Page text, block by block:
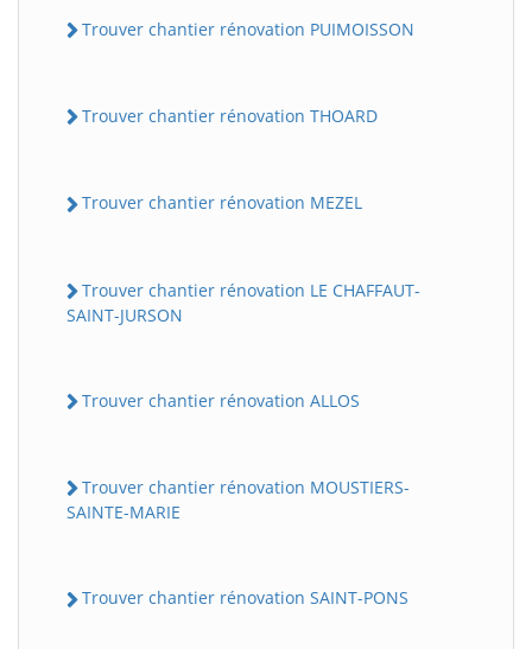
Trouver chantier rénovation PUIMOISSON
Trouver chantier rénovation THOARD
Trouver chantier rénovation MEZEL
Trouver chantier rénovation LE CHAFFAUT-
SAINT-JURSON
Trouver chantier rénovation ALLOS
Trouver chantier rénovation MOUSTIERS-
SAINTE-MARIE
Trouver chantier rénovation SAINT-PONS